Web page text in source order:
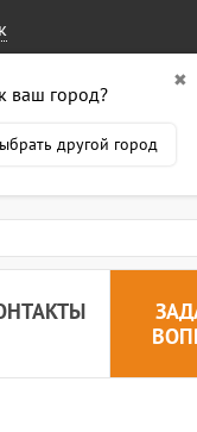
✖
ваш город?
другой город